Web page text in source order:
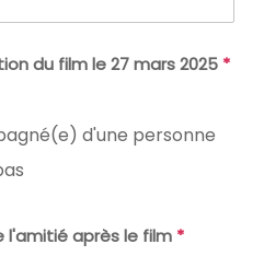
du film le 27 mars 2025 *
d'une personne
l'amitié après le film *